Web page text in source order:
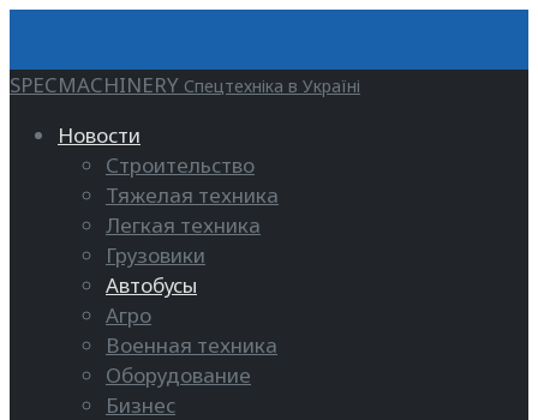
SPECMACHINERY Спецтехніка в Україні
Новости
Строительство
Тяжелая техника
Легкая техника
Грузовики
Автобусы
Агро
Военная техника
Оборудование
Бизнес